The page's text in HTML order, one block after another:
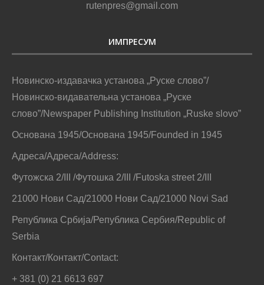
rutenpres@gmail.com
ИМПРЕСУМ
Новинско-издавачка установа „Руске слово”/
Новинско-видавательна установа „Руске
слово”/Newspaper Publishing Institution „Ruske slovo”
Основана 1945/Основана 1945/Founded in 1945
Адреса/Адреса/Address:
Футожска 2/III /Футошка 2/III /Futoska street 2/III
21000 Нови Сад/21000 Нови Сад/21000 Novi Sad
Република Србија/Република Сербия/Republic of
Serbia
Контакт/Контакт/Contact:
+ 381 (0) 21 6613 697